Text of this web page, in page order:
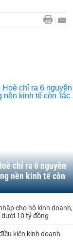
chỉ ra 6 nguyên
nền kinh tế còn
cho hộ kinh doanh,
10 tỷ đồng
kiện kinh doanh